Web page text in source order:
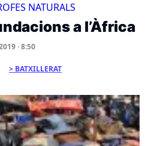
NATURALS
a l’Àfrica
· 8:50
BATXILLERAT